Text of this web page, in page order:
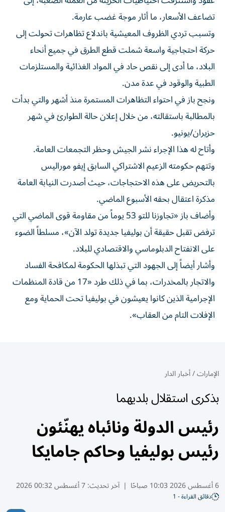
تضاعف الأسعار، ما أثار موجة غضب عارمة.
وتسبب تردي الظروف المعيشية باندلاع تظاهرات تحولت إلى
حركة احتجاجية واسعة شملت قطع الطرق في جميع أنحاء
البلاد، ما أدى إلى نقص حاد في المواد الغذائية والمستلزمات
الطبية والوقود في عدة مدن.
ونجح باز في احتواء التظاهرات المستمرة منذ أشهر والتي بدأت
بالمطالبة باستقالته، من خلال إعلان حالة الطوارئ في شهر
حزيران/يونيو.
وأتاح له هذا الإجراء نشر الجيش وحظر التجمعات العامة.
وتتهم حكومته الزعيم الاشتراكي السابق إيفو موراليس
بالتحريض على هذه الاحتجاجات، حيث أصدرت النيابة العامة
مذكرة اعتقال بحقه الأسبوع الماضي.
وأضاف باز «تجاوزنا للتو 53 يوماً من مقاومة قوى الماضي التي
ترفض تقبل حقيقة أن بوليفيا جديدة تولد الآن»، مسلطاً الضوء
على الانفتاح الدبلوماسي والاقتصادي للبلاد.
وأشار أيضاً إلى الجهود التي تبذلها الحكومة لمكافحة الفساد
والاتجار بالمخدرات، بما في ذلك طرد «17 من قادة المنظمات
الإجرامية الذين كانوا يعيشون في بوليفيا تحت الحماية ومع
الإفلات التام من العقاب».
الإمارات/أخبار الدار
بذكرى استقلال بلديهما
رئيس الدولة ونائباه يهنّئون
رئيس بوليفيا وحاكم جامايكا
6 أغسطس 2026 10:03 صباحًا | آخر تحديث:7 أغسطس 00:32 2026
دقائق القراءة - 1